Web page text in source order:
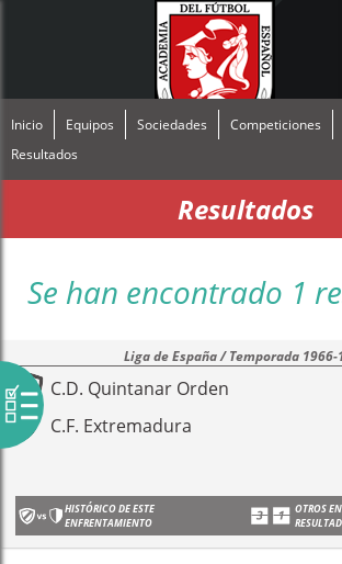
Inicio Equipos Sociedades Competiciones
Resultados
Resultados
Se han encontrado 1
Liga de España / Temporada 1966-
C.D. Quintanar Orden
C.F. Extremadura
HISTÓRICO DE ESTE
ENFRENTAMIENTO
OTROS